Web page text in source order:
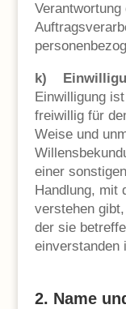
k)
Einwilligung
freiwillig für
Weise und
einer
Handlung, mit
verstehen
der sie
einverstanden
2. Name